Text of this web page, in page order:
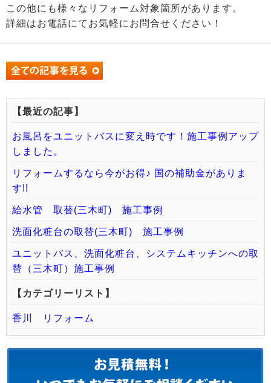
この他にも様々なリフォーム対象箇所があります。
詳細はお電話にてお気軽にお問合せください！
【最近の記事】
お風呂をユニットバスに変え時です！施工事例アップ
しました。
リフォームするなら今がお得♪ 国の補助金がありま
す!!
給水管 取替(三木町) 施工事例
洗面化粧台の取替(三木町) 施工事例
ユニットバス、洗面化粧台、システムキッチンへの取
替（三木町）施工事例
【カテゴリーリスト】
香川 リフォーム